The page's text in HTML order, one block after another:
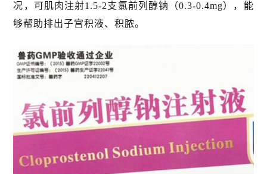
况，可肌肉注射1.5-2支氯前列醇钠（0.3-0.4mg），能
够帮助排出子宫积液、积脓。